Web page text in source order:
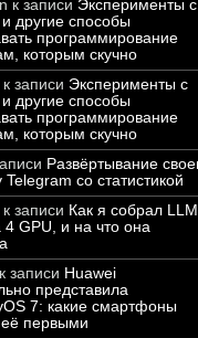
к записи Эксперименты с
другие способы
программирование
которым скучно
к записи Эксперименты с
другие способы
программирование
которым скучно
Развёртывание
Telegram со статистикой
к записи Как я собрал
4 GPU, и на что она
к записи Huawei
представила
7: какие смартфоны
её первыми